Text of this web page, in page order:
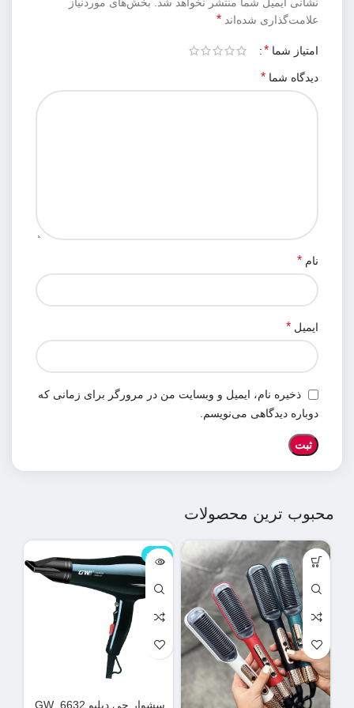
نشانی ایمیل شما منتشر نخواهد شد. بخش‌های موردنیاز
علامت‌گذاری شده‌اند *
امتیاز شما *
دیدگاه شما *
نام *
ایمیل *
ذخیره نام، ایمیل و وبسایت من در مرورگر برای زمانی که
دوباره دیدگاهی می‌نویسم.
محبوب ترین محصولات
ناموجود
سشوار جی دبلیو GW_6632